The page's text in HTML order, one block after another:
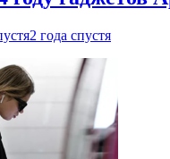
2 года спустя